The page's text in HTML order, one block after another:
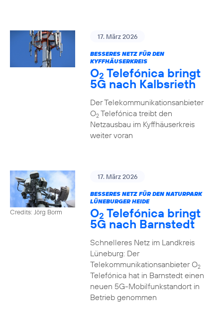
17. März 2026
BESSERES NETZ FÜR DEN
KYFFHÄUSERKREIS
O2 Telefónica bringt
5G nach Kalbsrieth
Der Telekommunikationsanbieter
O2Telefónica treibt den
Netzausbau im Kyffhäuserkreis
weiter voran
Credits: Jörg Borm
17. März 2026
BESSERES NETZ FÜR DEN NATURPARK
LÜNEBURGER HEIDE
O2 Telefónica bringt
5G nach Barnstedt
Schnelleres Netz im Landkreis
Lüneburg: Der
Telekommunikationsanbieter O2
Telefónica hat in Barnstedt einen
neuen 5G-Mobilfunkstandort in
Betrieb genommen